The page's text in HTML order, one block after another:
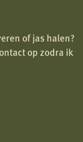
of jas halen?
op zodra ik